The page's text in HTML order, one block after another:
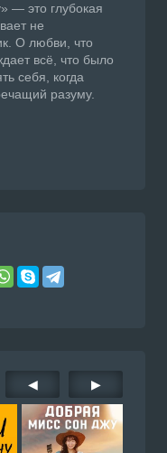
— это глубокая
не
О любви, что
всё, что было
себя, когда
разуму.
◀ ▶